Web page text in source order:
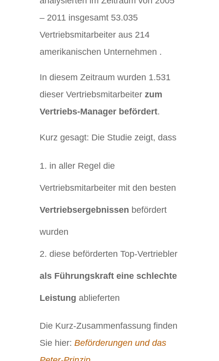
– 2011 insgesamt 53.035
Vertriebsmitarbeiter aus 214
amerikanischen Unternehmen .
In diesem Zeitraum wurden 1.531
dieser Vertriebsmitarbeiter zum
Vertriebs-Manager befördert.
Kurz gesagt: Die Studie zeigt, dass
in aller Regel die
Vertriebsmitarbeiter mit den besten
Vertriebsergebnissen befördert
wurden
diese beförderten Top-Vertriebler
als Führungskraft eine schlechte
Leistung ablieferten
Die Kurz-Zusammenfassung finden
Sie hier: Beförderungen und das